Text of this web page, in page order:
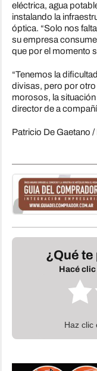
eléctrica, agua
instalando la
óptica. “Solo nos
su empresa
que por el momento
“Tenemos la
divisas, pero por
morosos, la
director de a
Patricio De Gaetano /
¿Qué
Hacé
Haz clic